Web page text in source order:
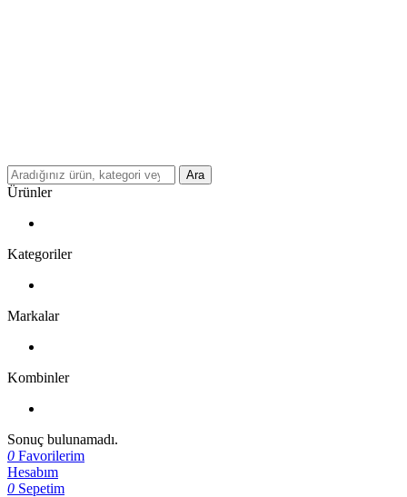
Ara
Ürünler
Kategoriler
Markalar
Kombinler
Sonuç bulunamadı.
0 Favorilerim
Hesabım
0 Sepetim